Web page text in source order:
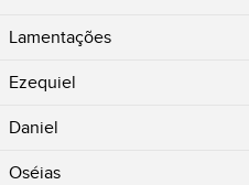
Lamentações
Ezequiel
Daniel
Oséias